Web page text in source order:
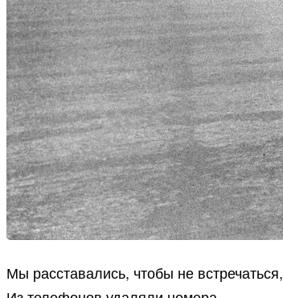
Мы расставались, чтобы не встречаться,